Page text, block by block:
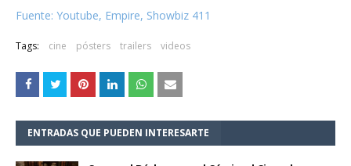
Fuente: Youtube, Empire, Showbiz 411
Tags: cine pósters trailers videos
ENTRADAS QUE PUEDEN INTERESARTE